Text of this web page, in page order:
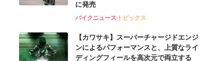
に発売
バイクニューストピックス
【カワサキ】スーパーチャージドエンジ
ンによるパフォーマンスと、上質なライ
ディングフィールを高次元で両立する